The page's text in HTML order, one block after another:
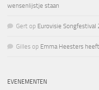
wensenlijstje staan
Gert op Eurovisie Songfestival
Gilles op Emma Heesters
EVENEMENTEN